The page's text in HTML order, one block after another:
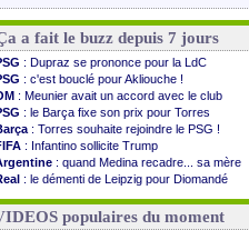
a fait le buzz depuis 7 jours
: Dupraz se prononce pour la LdC
: c'est bouclé pour Akliouche !
: Meunier avait un accord avec le club
: le Barça fixe son prix pour Torres
: Torres souhaite rejoindre le PSG !
: Infantino sollicite Trump
: quand Medina recadre... sa mère
: le démenti de Leipzig pour Diomandé
: le conseiller d'Infantino démissionne !
populaires du moment